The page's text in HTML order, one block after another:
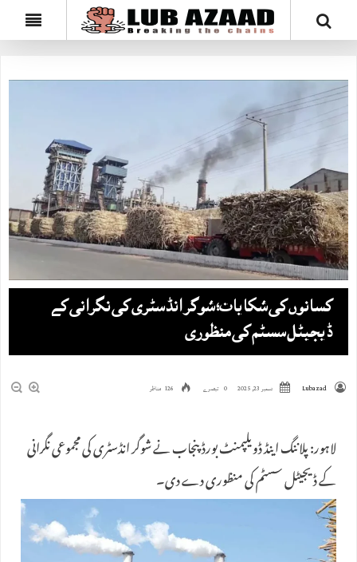
کسانوں کی شکایات؛ شوگر انڈسٹری کی نگرانی کے
ڈیجیٹل سسٹم کی منظوری
Lubazad دسمبر 23, 2025 0 تبصرے 126 مناظر
لاہور: پلاننگ اینڈ ڈویلپمنٹ بورڈ پنجاب نے شوگر انڈسٹری کی مجموعی نگرانی
کے ڈیجیٹل سسٹم کی منظوری دے دی۔